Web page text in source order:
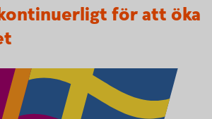
för att öka